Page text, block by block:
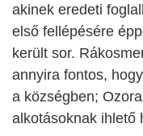
akinek eredeti
első fellépésére
került sor.
annyira fontos,
a községben;
alkotásoknak ihlető